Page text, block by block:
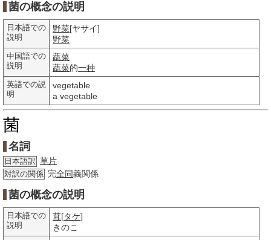
菌の概念の説明
日本語での
説明
野菜[ヤサイ]
野菜
中国語での
説明
蔬菜
蔬菜的一种
英語での説
明
vegetable
a vegetable
菌
名詞
日本語訳 草片
対訳の関係 完全同義関係
菌の概念の説明
日本語での
説明
茸[タケ]
きのこ